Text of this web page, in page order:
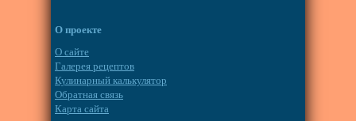
О проекте
О сайте
Галерея рецептов
Кулинарный калькулятор
Обратная связь
Карта сайта